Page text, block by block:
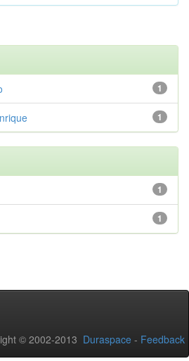
1
1
1
1
© 2002-2013 Duraspace - Feedback